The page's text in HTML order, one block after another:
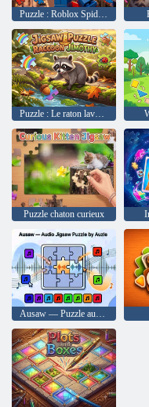
Puzzle : Roblox Spider-Man
Puzzle : Le raton laveur Jimothy
Puzzle chaton curieux
Ausaw — Puzzle audio par Auzle